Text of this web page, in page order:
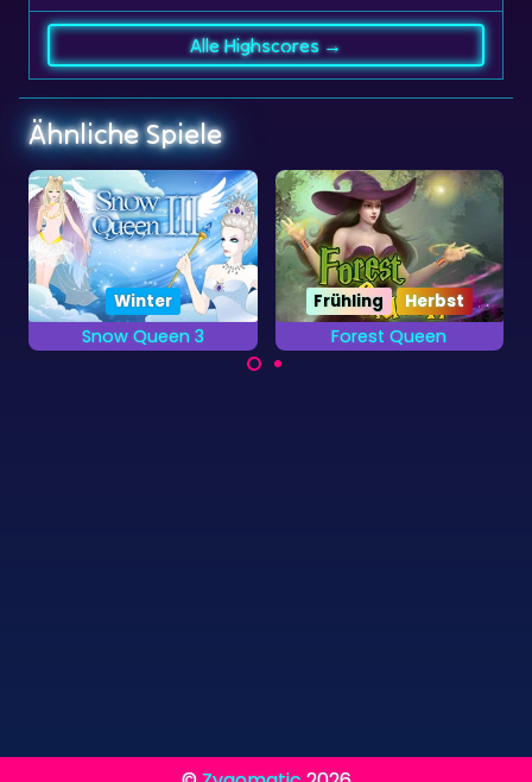
Ähnliche Spiele
Forest Queen
Frühling Herbst
Züchte magische
Snow Queen 2
Winter
Befreie die Elfen, die